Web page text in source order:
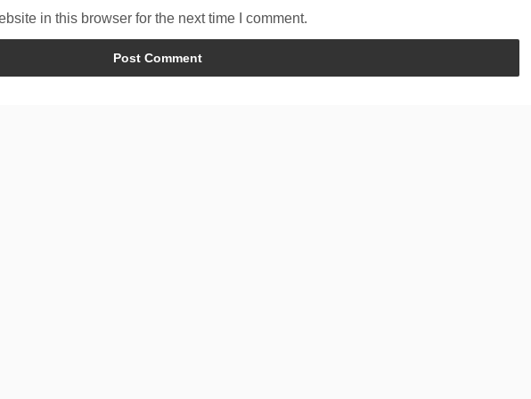
in this browser for the next time I comment.